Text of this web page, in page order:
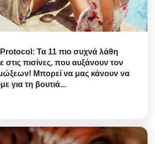
Τα 11 πιο συχνά λάθη
στις πισίνες, που αυξάνουν τον
Μπορεί να μας κάνουν να
για τη βουτιά...